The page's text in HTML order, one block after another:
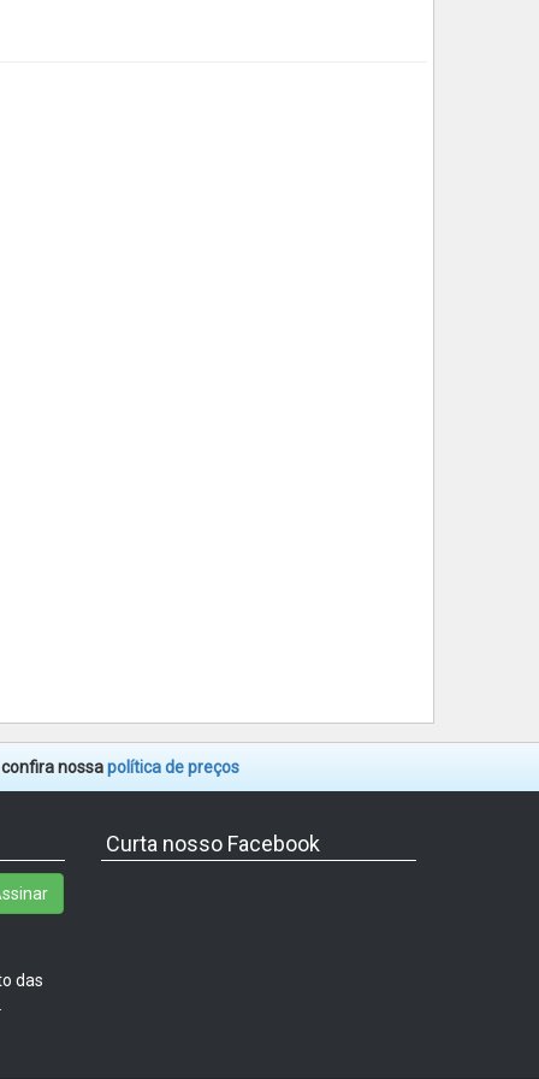
nossapolítica de preços
das
Curta nosso Facebook